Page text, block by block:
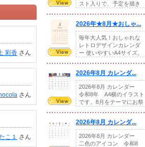
彩香 さん
さん
こ１ さん
スト入りで、予定を描き
2026年★8月★おしゃ...
毎年大人気！おしゃれな
レトロデザインカレンダ
ー 使いやすいA4サイズ。
2026年8月 カレンダ...
2026年8月 カレンダー
令和8年 A4横のイラスト
です。8月をテーマにお祭
2026年8月 カレンダ...
2026年8月 カレンダー
二色のアイコン 令和8